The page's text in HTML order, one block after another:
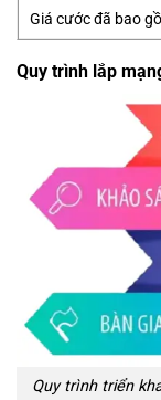
Giá cước đã bao
Quy trình lắp
Quy trình triển